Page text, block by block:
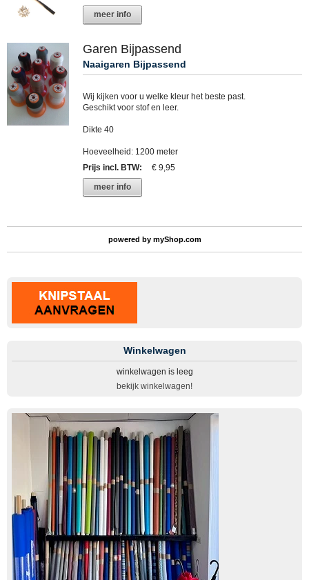
meer info
Garen Bijpassend
Naaigaren Bijpassend
Wij kijken voor u welke kleur het beste past.
Geschikt voor stof en leer.
Dikte 40
Hoeveelheid: 1200 meter
Prijs incl. BTW:
€ 9,95
meer info
powered by myShop.com
Winkelwagen
winkelwagen is leeg
bekijk winkelwagen!